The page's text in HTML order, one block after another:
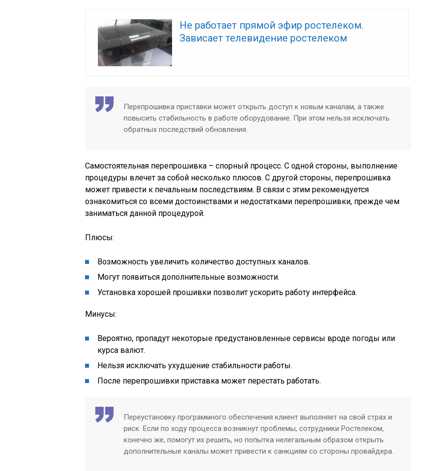
Не работает прямой эфир ростелеком.
Зависает телевидение ростелеком
Перепрошивка приставки может открыть доступ к новым каналам, а также
повысить стабильность в работе оборудование. При этом нельзя исключать
обратных последствий обновления.
Самостоятельная перепрошивка – спорный процесс. С одной стороны, выполнение
процедуры влечет за собой несколько плюсов. С другой стороны, перепрошивка
может привести к печальным последствиям. В связи с этим рекомендуется
ознакомиться со всеми достоинствами и недостатками перепрошивки, прежде чем
заниматься данной процедурой.
Плюсы:
Возможность увеличить количество доступных каналов.
Могут появиться дополнительные возможности.
Установка хорошей прошивки позволит ускорить работу интерфейса.
Минусы:
Вероятно, пропадут некоторые предустановленные сервисы вроде погоды или
курса валют.
Нельзя исключать ухудшение стабильности работы.
После перепрошивки приставка может перестать работать.
Переустановку программного обеспечения клиент выполняет на свой страх и
риск. Если по ходу процесса возникнут проблемы, сотрудники Ростелеком,
конечно же, помогут их решить, но попытка нелегальным образом открыть
дополнительные каналы может привести к санкциям со стороны провайдера.